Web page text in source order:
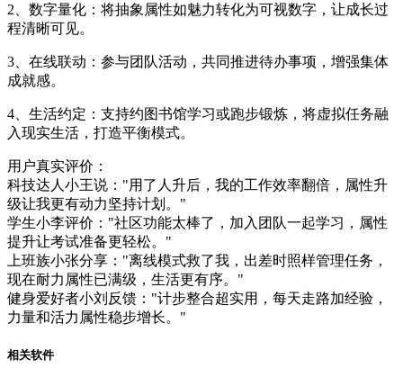
2、数字量化：将抽象属性如魅力转化为可视数字，让成长过
程清晰可见。
3、在线联动：参与团队活动，共同推进待办事项，增强集体
成就感。
4、生活约定：支持约图书馆学习或跑步锻炼，将虚拟任务融
入现实生活，打造平衡模式。
用户真实评价：
科技达人小王说："用了人升后，我的工作效率翻倍，属性升
级让我更有动力坚持计划。"
学生小李评价："社区功能太棒了，加入团队一起学习，属性
提升让考试准备更轻松。"
上班族小张分享："离线模式救了我，出差时照样管理任务，
现在耐力属性已满级，生活更有序。"
健身爱好者小刘反馈："计步整合超实用，每天走路加经验，
力量和活力属性稳步增长。"
相关软件